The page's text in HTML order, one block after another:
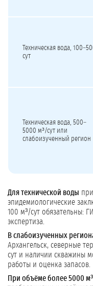
Техническая вода,
сут
Техническая вода, 500–
5000 м³/сут или
слабоизученный регион
Для технической воды
эпидемиологические
100 м³/сут обязательны:
экспертиза.
В слабоизученных
Архангельск, северные
сут и наличии скважины
работы и оценка запасов.
При объёме более 5000